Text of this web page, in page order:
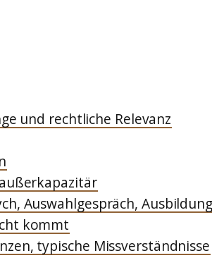
und rechtliche Relevanz
Auswahlgespräch,
kommt
typische Missverständnisse